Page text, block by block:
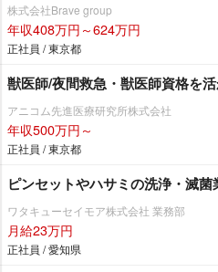
株式会社Brave group
年収408万円～624万円
正社員 / 東京都
獣医師/夜間救急・獣医師資格を
アニコム先進医療研究所株式会社
年収500万円～
正社員 / 東京都
ピンセットやハサミの洗浄・滅菌
ワタキューセイモア株式会社 業務部
月給23万円
正社員 / 愛知県